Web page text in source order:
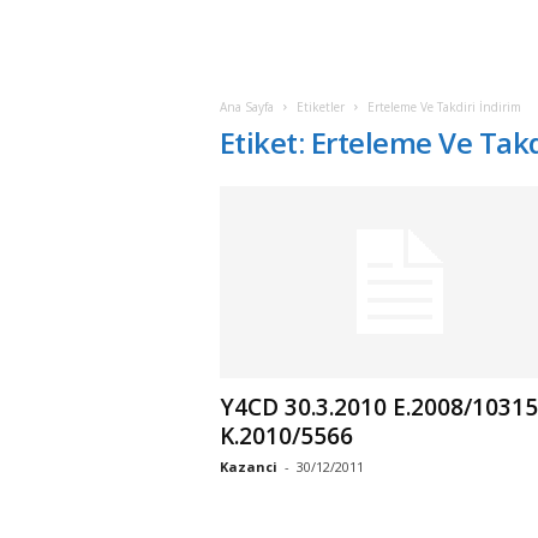
Ana Sayfa Etiketler Erteleme Ve Takdiri İndirim
Etiket: Erteleme Ve
Y4CD 30.3.2010 E.2008/
K.2010/5566
Kazanci - 30/12/2011